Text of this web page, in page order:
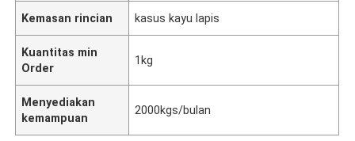
Kemasan rincian kasus kayu lapis
Kuantitas min
Order
1kg
Menyediakan
kemampuan
2000kgs/bulan